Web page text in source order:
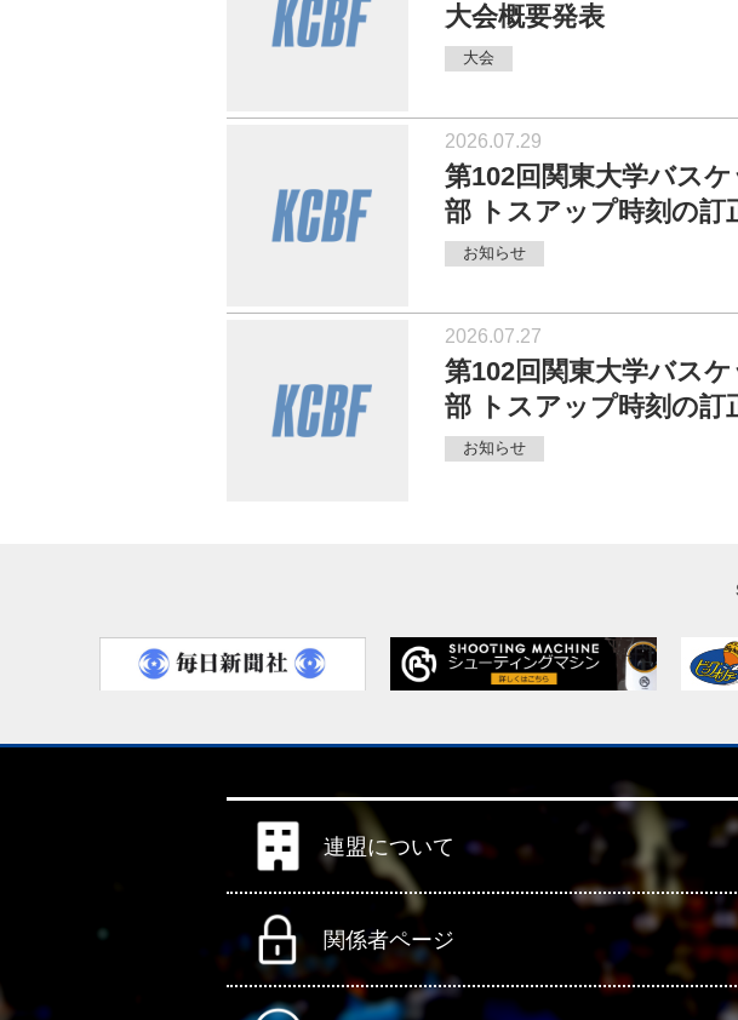
大会概要発表
大会
2026.07.29
第102回関東大学バス
部 トスアップ時刻の訂
お知らせ
2026.07.27
第102回関東大学バス
部 トスアップ時刻の訂
お知らせ
連盟について
関係者ページ